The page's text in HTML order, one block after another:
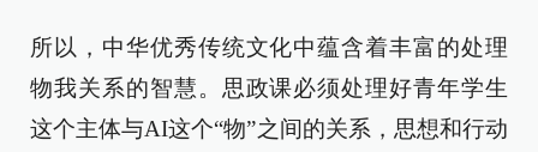
所以，中华优秀传统文化中蕴含着丰富的处理
物我关系的智慧。思政课必须处理好青年学生
这个主体与AI这个“物”之间的关系，思想和行动